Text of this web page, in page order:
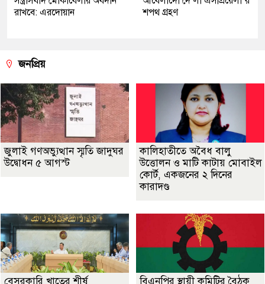
রাখবে: এরদোয়ান
শপথ গ্রহণ
জনপ্রিয়
জুলাই গণঅভ্যুত্থান স্মৃতি জাদুঘর
উদ্বোধন ৫ আগস্ট
কালিহাতীতে অবৈধ বালু
উত্তোলন ও মাটি কাটায় মোবাইল
কোর্ট, একজনের ২ দিনের
কারাদণ্ড
বেসরকারি খাতের শীর্ষ
বিএনপির স্থায়ী কমিটির বৈঠক